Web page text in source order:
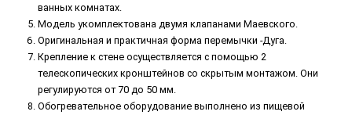
ванных комнатах.
Модель укомплектована двумя клапанами Маевского.
Оригинальная и практичная форма перемычки -Дуга.
Крепление к стене осуществляется с помощью 2
телескопических кронштейнов со скрытым монтажом. Они
регулируются от 70 до 50 мм.
Обогревательное оборудование выполнено из пищевой